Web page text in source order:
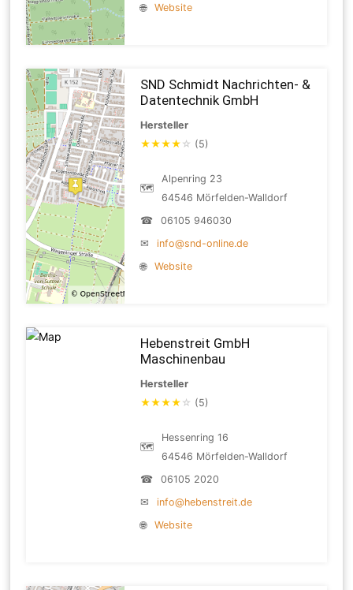
🌐
Website
SND Schmidt Nachrichten- &
Datentechnik GmbH
Hersteller
★★★★ ☆ (5)
🗺
Alpenring 23
64546 Mörfelden-Walldorf
☎
06105 946030
✉
info@snd-online.de
🌐
Website
Hebenstreit GmbH
Maschinenbau
Hersteller
★★★★ ☆ (5)
🗺
Hessenring 16
64546 Mörfelden-Walldorf
☎
06105 2020
✉
info@hebenstreit.de
🌐
Website